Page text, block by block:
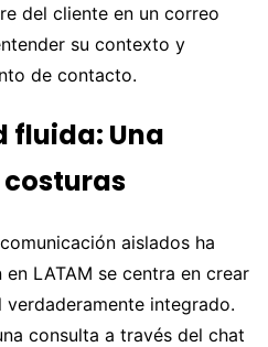
del cliente en un correo
su contexto y
de contacto.
fluida: Una
aislados ha
LATAM se centra en crear
verdaderamente integrado.
consulta a través del chat